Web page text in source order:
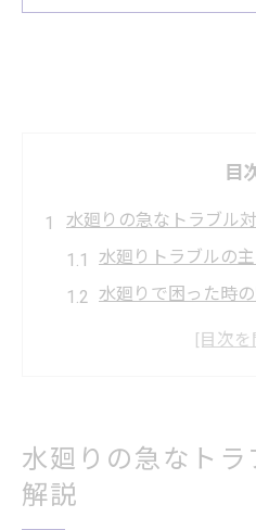
目
水廻りの急なトラブル
水廻りトラブルの
水廻りで困った時
小田原市の水廻り
ト
小田原市で信頼できる
水廻りの急なトラ
解説